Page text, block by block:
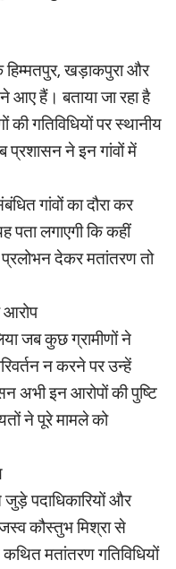
खड़ाकपुरा और
आए हैं। बताया जा रहा है
गतिविधियों पर स्थानीय
प्रशासन ने इन गांवों में
गांवों का दौरा कर
पता लगाएगी कि कहीं
प्रलोभन देकर मतांतरण तो
आरोप
जब कुछ ग्रामीणों ने
न करने पर उन्हें
अभी इन आरोपों की पुष्टि
ने पूरे मामले को
पदाधिकारियों और
कौस्तुभ मिश्रा से
मतांतरण गतिविधियों